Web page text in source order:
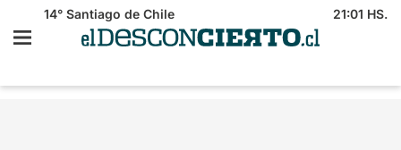
14° Santiago de Chile 21:01 HS.